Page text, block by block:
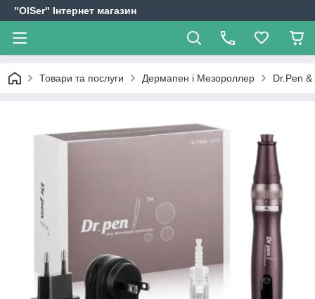
"OlSer" Інтернет магазин
Товари та послуги Дермапен і Мезороллер Dr.Pen